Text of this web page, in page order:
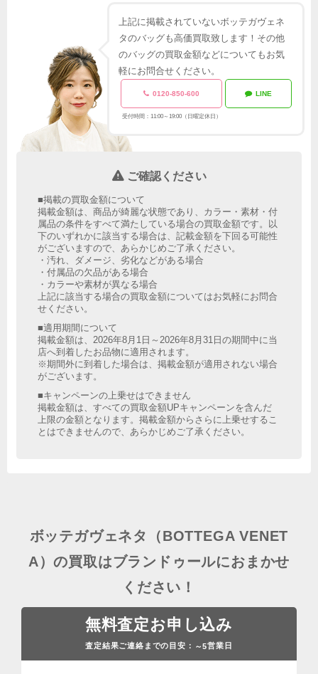
上記に掲載されていないボッテガヴェネ
タのバッグも高価買取致します！その他
のバッグの買取金額などについてもお気
軽にお問合せください。
0120-850-600 LINE
受付時間：11:00～19:00（日曜定休日）
ご確認ください
■掲載の買取金額について
掲載金額は、商品が綺麗な状態であり、カラー・素材・付
属品の条件をすべて満たしている場合の買取金額です。以
下のいずれかに該当する場合は、記載金額を下回る可能性
がございますので、あらかじめご了承ください。
・汚れ、ダメージ、劣化などがある場合
・付属品の欠品がある場合
・カラーや素材が異なる場合
上記に該当する場合の買取金額についてはお気軽にお問合
せください。
■適用期間について
掲載金額は、2026年8月1日～2026年8月31日の期間中に当
店へ到着したお品物に適用されます。
※期間外に到着した場合は、掲載金額が適用されない場合
がございます。
■キャンペーンの上乗せはできません
掲載金額は、すべての買取金額UPキャンペーンを含んだ
上限の金額となります。掲載金額からさらに上乗せするこ
とはできませんので、あらかじめご了承ください。
ボッテガヴェネタ（BOTTEGA VENET
A）の買取はブランドゥールにおまかせ
ください！
無料査定お申し込み
査定結果ご連絡までの目安： ～5営業日